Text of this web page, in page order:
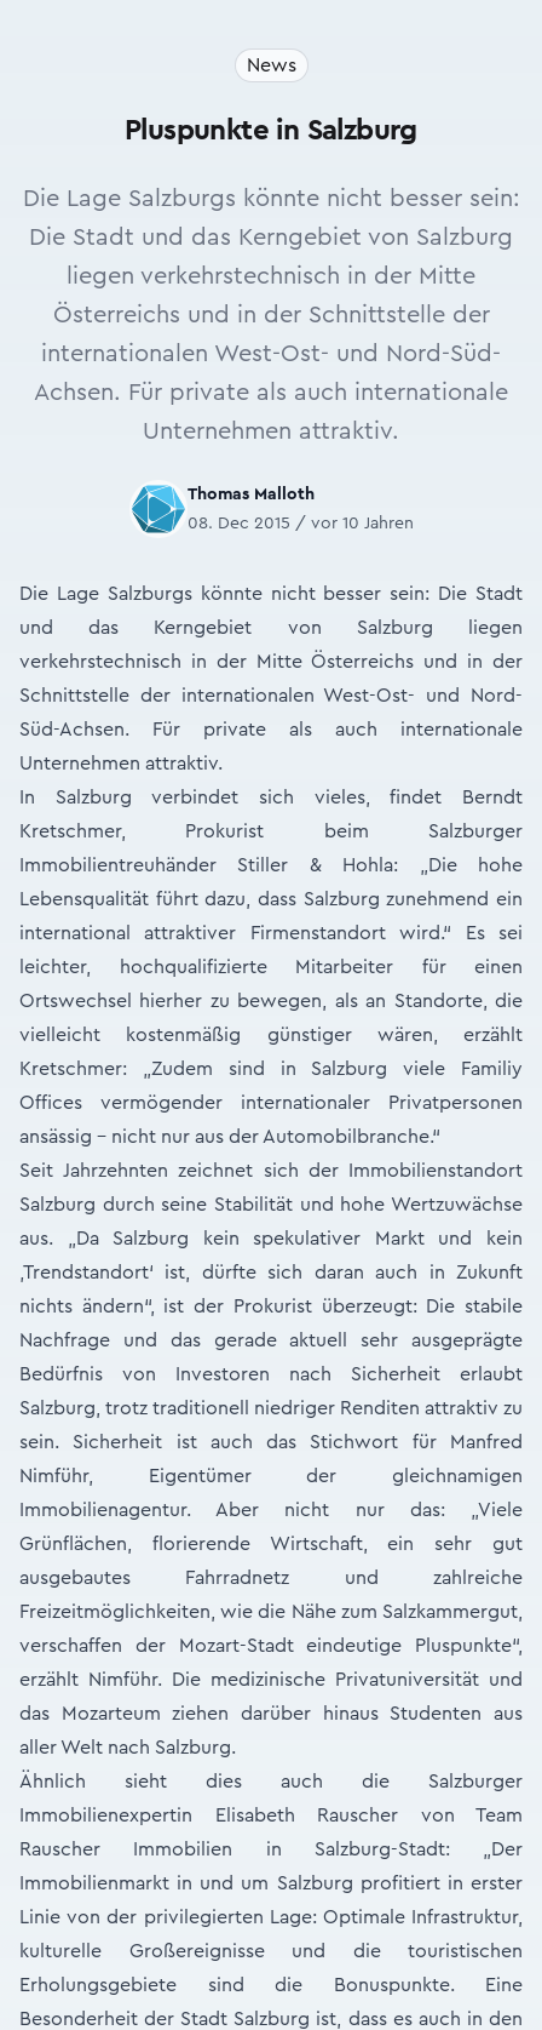
News
Pluspunkte in Salzburg
Die Lage Salzburgs könnte nicht besser sein:
Die Stadt und das Kerngebiet von Salzburg
liegen verkehrstechnisch in der Mitte
Österreichs und in der Schnittstelle der
internationalen West-Ost- und Nord-Süd-
Achsen. Für private als auch internationale
Unternehmen attraktiv.
Thomas Malloth
08. Dec 2015 / vor 10 Jahren
Die Lage Salzburgs könnte nicht besser sein: Die Stadt
und das Kerngebiet von Salzburg liegen
verkehrstechnisch in der Mitte Österreichs und in der
Schnittstelle der internationalen West-Ost- und Nord-
Süd-Achsen. Für private als auch internationale
Unternehmen attraktiv.
In Salzburg verbindet sich vieles, findet Berndt
Kretschmer, Prokurist beim Salzburger
Immobilientreuhänder Stiller & Hohla: „Die hohe
Lebensqualität führt dazu, dass Salzburg zunehmend ein
international attraktiver Firmenstandort wird.“ Es sei
leichter, hochqualifizierte Mitarbeiter für einen
Ortswechsel hierher zu bewegen, als an Standorte, die
vielleicht kostenmäßig günstiger wären, erzählt
Kretschmer: „Zudem sind in Salzburg viele Familiy
Offices vermögender internationaler Privatpersonen
ansässig - nicht nur aus der Automobilbranche.“
Seit Jahrzehnten zeichnet sich der Immobilienstandort
Salzburg durch seine Stabilität und hohe Wertzuwächse
aus. „Da Salzburg kein spekulativer Markt und kein
‚Trendstandort‘ ist, dürfte sich daran auch in Zukunft
nichts ändern“, ist der Prokurist überzeugt: Die stabile
Nachfrage und das gerade aktuell sehr ausgeprägte
Bedürfnis von Investoren nach Sicherheit erlaubt
Salzburg, trotz traditionell niedriger Renditen attraktiv zu
sein. Sicherheit ist auch das Stichwort für Manfred
Nimführ, Eigentümer der gleichnamigen
Immobilienagentur. Aber nicht nur das: „Viele
Grünflächen, florierende Wirtschaft, ein sehr gut
ausgebautes Fahrradnetz und zahlreiche
Freizeitmöglichkeiten, wie die Nähe zum Salzkammergut,
verschaffen der Mozart-Stadt eindeutige Pluspunkte“,
erzählt Nimführ. Die medizinische Privatuniversität und
das Mozarteum ziehen darüber hinaus Studenten aus
aller Welt nach Salzburg.
Ähnlich sieht dies auch die Salzburger
Immobilienexpertin Elisabeth Rauscher von Team
Rauscher Immobilien in Salzburg-Stadt: „Der
Immobilienmarkt in und um Salzburg profitiert in erster
Linie von der privilegierten Lage: Optimale Infrastruktur,
kulturelle Großereignisse und die touristischen
Erholungsgebiete sind die Bonuspunkte. Eine
Besonderheit der Stadt Salzburg ist, dass es auch in den